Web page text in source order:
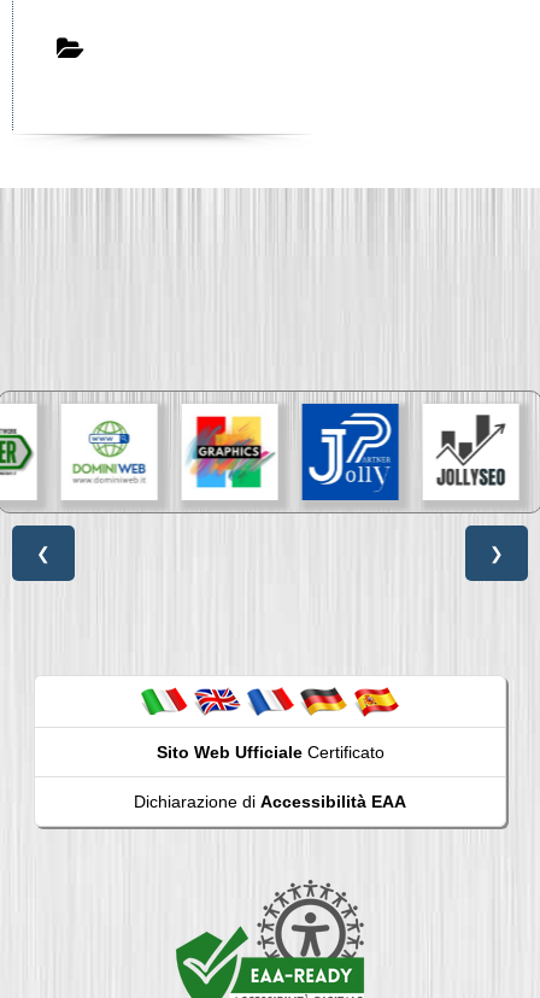
❮ ❯
Sito Web UfficialeCertificato
Dichiarazione di Accessibilità EAA